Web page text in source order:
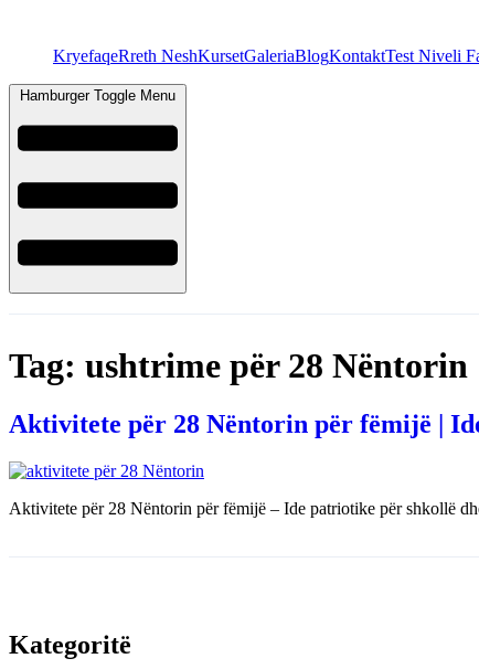
KryefaqeRreth NeshKursetGaleriaBlogKontaktTest Niveli
Hamburger Toggle Menu
Tag: ushtrime për 28 Nëntorin
Aktivitete për 28 Nëntorin për fëmijë |
Aktivitete për 28 Nëntorin për fëmijë – Ide patriotike për shkollë
Kategoritë